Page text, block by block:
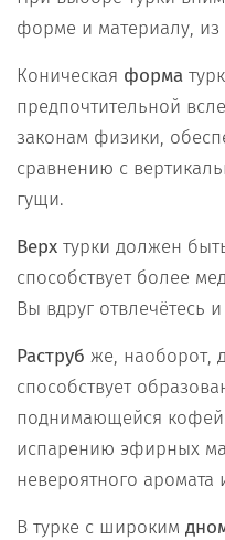
форме и материалу, из
Коническая форма
предпочтительной
законам физики,
сравнению с
гущи.
Верх турки должен
способствует более
Вы вдруг отвлечётесь
Раструб же, наоборот,
способствует
поднимающейся
испарению эфирных
невероятного аромата
В турке с широким